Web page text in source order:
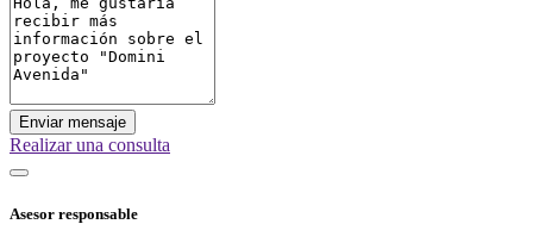
Enviar mensaje
Realizar una consulta
Asesor responsable